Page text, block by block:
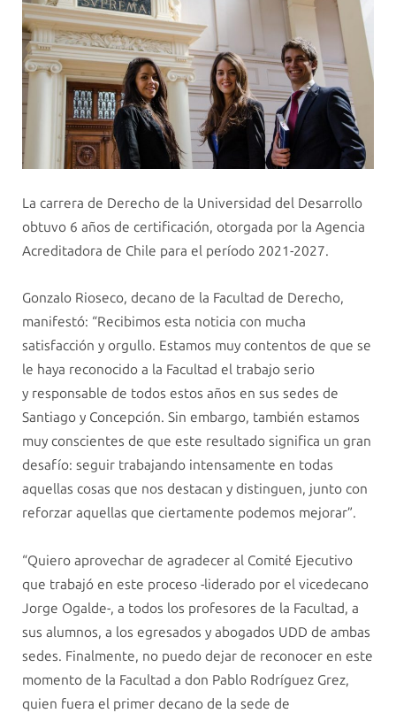
La carrera de Derecho de la Universidad del Desarrollo
obtuvo 6 años de certificación, otorgada por la Agencia
Acreditadora de Chile para el período 2021-2027.
Gonzalo Rioseco, decano de la Facultad de Derecho,
manifestó: “Recibimos esta noticia con mucha
satisfacción y orgullo. Estamos muy contentos de que se
le haya reconocido a la Facultad el trabajo serio
y responsable de todos estos años en sus sedes de
Santiago y Concepción. Sin embargo, también estamos
muy conscientes de que este resultado significa un gran
desafío: seguir trabajando intensamente en todas
aquellas cosas que nos destacan y distinguen, junto con
reforzar aquellas que ciertamente podemos mejorar”.
“Quiero aprovechar de agradecer al Comité Ejecutivo
que trabajó en este proceso -liderado por el vicedecano
Jorge Ogalde-, a todos los profesores de la Facultad, a
sus alumnos, a los egresados y abogados UDD de ambas
sedes. Finalmente, no puedo dejar de reconocer en este
momento de la Facultad a don Pablo Rodríguez Grez,
quien fuera el primer decano de la sede de